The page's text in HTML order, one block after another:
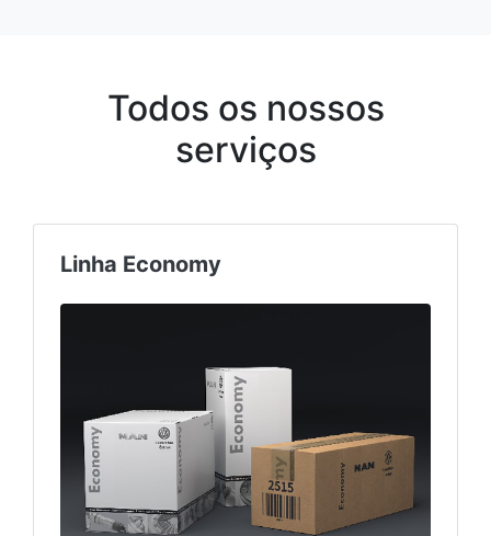
Todos os nossos
serviços
Linha Economy